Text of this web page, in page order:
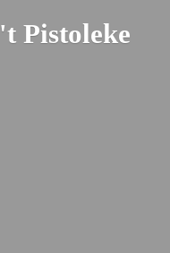
't Pistoleke